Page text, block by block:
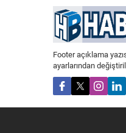
Footer açıklama
ayarlarından